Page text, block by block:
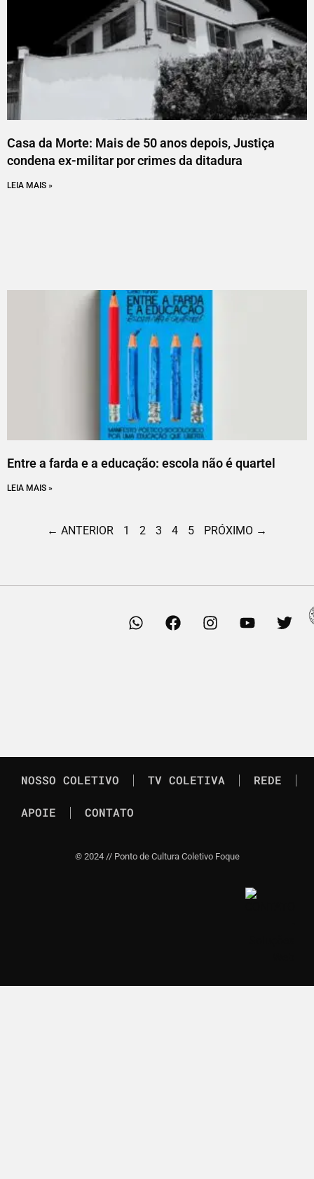
Casa da Morte: Mais de 50 anos depois, Justiça
condena ex-militar por crimes da ditadura
LEIA MAIS »
Entre a farda e a educação: escola não é quartel
LEIA MAIS »
← ANTERIOR 1 2 3 4 5 PRÓXIMO →
NOSSO COLETIVO TV COLETIVA REDE
APOIE CONTATO
© 2024 // Ponto de Cultura Coletivo Foque